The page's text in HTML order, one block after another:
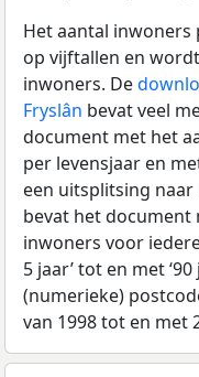
Het aantal
op vijftallen en
inwoners. De
Fryslân bevat veel
document met het
per levensjaar en
een uitsplitsing
bevat het document
inwoners voor
5 jaar’ tot en met
(numerieke)
van 1998 tot en met